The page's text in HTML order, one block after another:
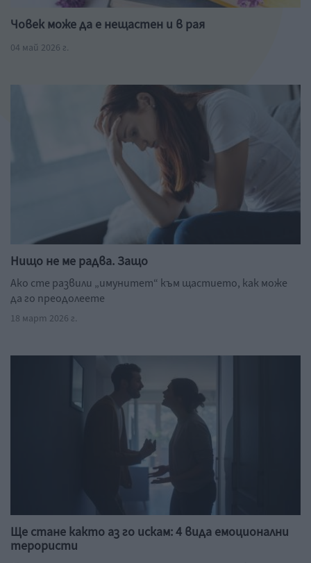
Човек може да е нещастен и в рая
04 май 2026 г.
Нищо не ме радва. Защо
Ако сте развили „имунитет“ към щастието, как може
да го преодолеете
18 март 2026 г.
Ще стане както аз го искам: 4 вида емоционални
терористи